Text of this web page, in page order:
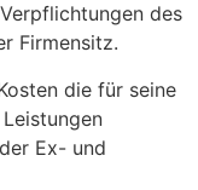
des
Firmensitz.
die für seine
Ex- und